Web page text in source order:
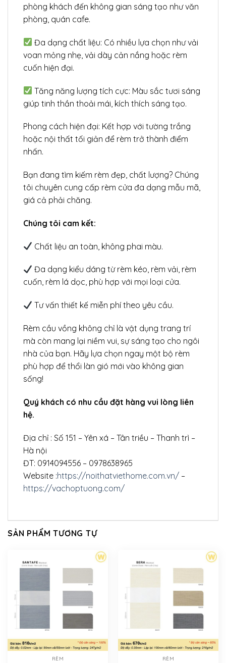
phòng khách đến không gian sáng tạo như văn
phòng, quán cafe.
Đa dạng chất liệu: Có nhiều lựa chọn như vải
voan mỏng nhẹ, vải dày cản nắng hoặc rèm
cuốn hiện đại.
Tăng năng lượng tích cực: Màu sắc tươi sáng
giúp tinh thần thoải mái, kích thích sáng tạo.
Phong cách hiện đại: Kết hợp với tường trắng
hoặc nội thất tối giản để rèm trở thành điểm
nhấn.
Bạn đang tìm kiếm rèm đẹp, chất lượng? Chúng
tôi chuyên cung cấp rèm cửa đa dạng mẫu mã,
giá cả phải chăng.
Chúng tôi cam kết:
Chất liệu an toàn, không phai màu.
Đa dạng kiểu dáng từ rèm kéo, rèm vải, rèm
cuốn, rèm lá dọc, phù hợp với mọi loại cửa.
Tư vấn thiết kế miễn phí theo yêu cầu.
Rèm cầu vồng không chỉ là vật dụng trang trí
mà còn mang lại niềm vui, sự sáng tạo cho ngôi
nhà của bạn. Hãy lựa chọn ngay một bộ rèm
phù hợp để thổi làn gió mới vào không gian
sống!
Quý khách có nhu cầu đặt hàng vui lòng liên
hệ.
Địa chỉ : Số 151 – Yên xá – Tân triều – Thanh trì –
Hà nội
ĐT: 0914094556 – 0978638965
Website :https://noithatviethome.com.vn/ –
https://vachoptuong.com/
SẢN PHẨM TƯƠNG TỰ
RÈM RÈM